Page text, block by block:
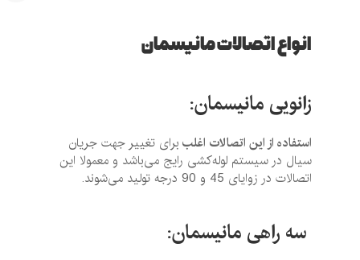
انواع اتصالات مانیسمان
زانویی مانیسمان:
استفاده از این اتصالات اغلب برای تغییر جهت جریان
سیال در سیستم لوله‌کشی رایج می‌باشد و معمولا این
اتصالات در زوایای 45 و 90 درجه تولید می‌شوند.
سه راهی مانیسمان: